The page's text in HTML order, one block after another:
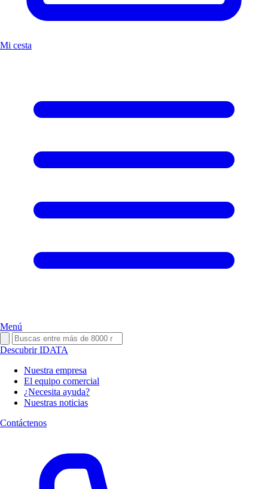
Mi cesta
Menú
Descubrir IDATA
Nuestra empresa
El equipo comercial
¿Necesita ayuda?
Nuestras noticias
Contáctenos